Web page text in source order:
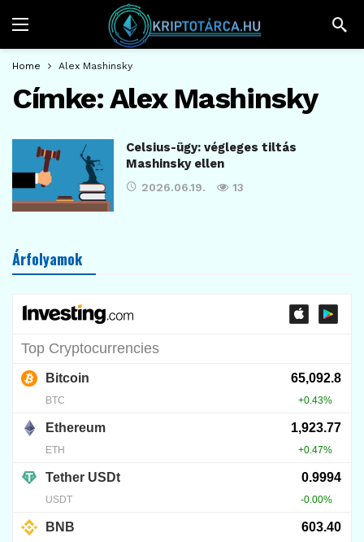
Home Alex Mashinsky
Címke:Alex Mashinsky
Celsius-ügy: végleges tiltás
Mashinsky ellen
2026.06.19. 13
Árfolyamok